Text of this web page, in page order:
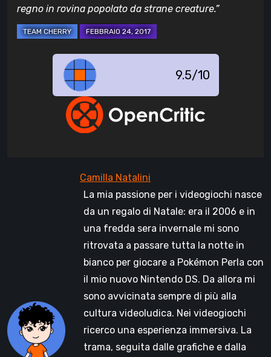
regno in rovina popolato da strane creature.”
9.5/10
La mia passione per i videogiochi nasce
da un regalo di Natale: era il 2006 e in
una fredda sera invernale mi sono
ritrovata a passare tutta la notte in
bianco per giocare a Pokémon Perla con
il mio nuovo Nintendo DS. Da allora mi
sono avvicinata sempre di più alla
cultura videoludica. Nei videogiochi
ricerco una esperienza immersiva. La
trama, seguita dalle grafiche e dalla